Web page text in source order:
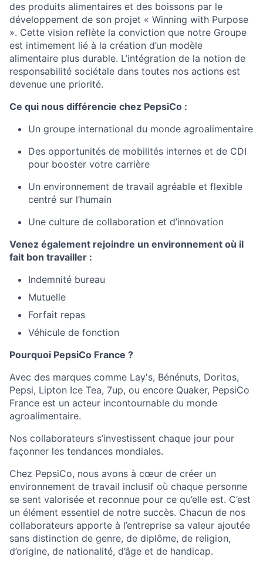
des produits alimentaires et des boissons par le
développement de son projet « Winning with Purpose
». Cette vision reflète la conviction que notre Groupe
est intimement lié à la création d’un modèle
alimentaire plus durable. L’intégration de la notion de
responsabilité sociétale dans toutes nos actions est
devenue une priorité.
Ce qui nous différencie chez PepsiCo :
Un groupe international du monde agroalimentaire
Des opportunités de mobilités internes et de CDI
pour booster votre carrière
Un environnement de travail agréable et flexible
centré sur l’humain
Une culture de collaboration et d’innovation
Venez également rejoindre un environnement où il
fait bon travailler :
Indemnité bureau
Mutuelle
Forfait repas
Véhicule de fonction
Pourquoi PepsiCo France ?
Avec des marques comme Lay's, Bénénuts, Doritos,
Pepsi, Lipton Ice Tea, 7up, ou encore Quaker, PepsiCo
France est un acteur incontournable du monde
agroalimentaire.
Nos collaborateurs s’investissent chaque jour pour
façonner les tendances mondiales.
Chez PepsiCo, nous avons à cœur de créer un
environnement de travail inclusif où chaque personne
se sent valorisée et reconnue pour ce qu’elle est. C’est
un élément essentiel de notre succès. Chacun de nos
collaborateurs apporte à l’entreprise sa valeur ajoutée
sans distinction de genre, de diplôme, de religion,
d’origine, de nationalité, d’âge et de handicap.